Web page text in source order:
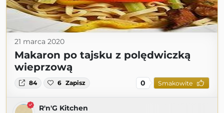
21 marca 2020
Makaron po tajsku z polędwiczką
wieprzową
84 6 Zapisz 0 Smakowite
R'n'G Kitchen